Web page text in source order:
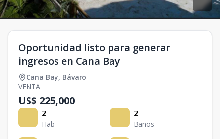
Oportunidad listo para generar
ingresos en Cana Bay
Cana Bay, Bávaro
VENTA
US$ 225,000
2
Hab.
2
Baños